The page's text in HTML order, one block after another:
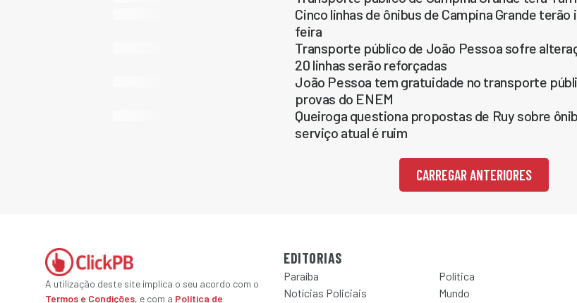
Cinco linhas de ônibus de Campina Grande
feira
Transporte público de João Pessoa sofre
20 linhas serão reforçadas
João Pessoa tem gratuidade no transporte
provas do ENEM
Queiroga questiona propostas de Ruy sobre
serviço atual é ruim
CARREGAR ANTERIORES
A utilização deste site implica o seu acordo com o
Termos e Condições, e com a Política de
EDITORIAS
Paraíba Política
Notícias Policiais
Mundo